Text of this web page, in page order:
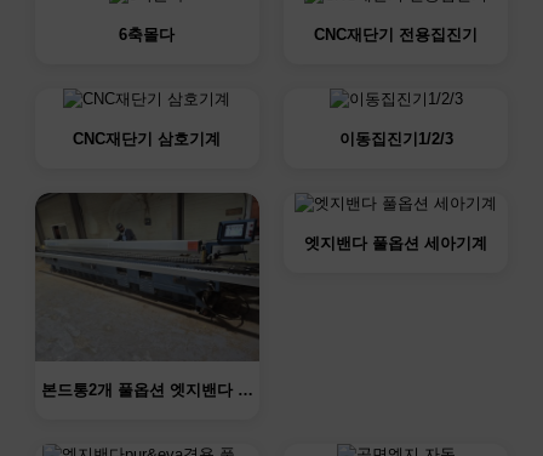
6축몰다 CNC재단기 전용집진기
CNC재단기 삼호기계 이동집진기1/2/3
본드통2개 풀옵션 엣지밴다 …
엣지밴다 풀옵션 세아기계